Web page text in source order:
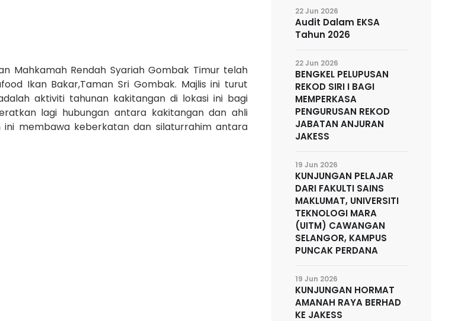
Mahkamah Rendah Syariah Gombak Timur telah
Ikan Bakar,Taman Sri Gombak. Majlis ini turut
aktiviti tahunan kakitangan di lokasi ini bagi
lagi hubungan antara kakitangan dan ahli
ini membawa keberkatan dan silaturrahim antara
22 Jun 2026
Audit Dalam EKSA
Tahun 2026
22 Jun 2026
BENGKEL PELUPUSAN
REKOD SIRI I BAGI
MEMPERKASA
PENGURUSAN REKOD
JABATAN ANJURAN
JAKESS
19 Jun 2026
KUNJUNGAN PELAJAR
DARI FAKULTI SAINS
MAKLUMAT, UNIVERSITI
TEKNOLOGI MARA
(UITM) CAWANGAN
SELANGOR, KAMPUS
PUNCAK PERDANA
19 Jun 2026
KUNJUNGAN HORMAT
AMANAH RAYA BERHAD
KE JAKESS